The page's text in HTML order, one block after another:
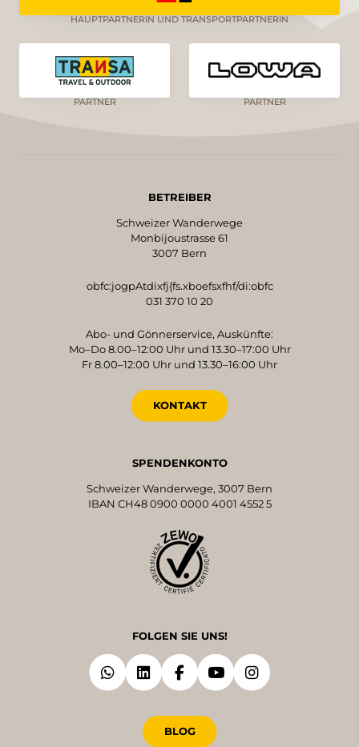
HAUPTPARTNERIN UND TRANSPORTPARTNERIN
PARTNER PARTNER
BETREIBER
Schweizer Wanderwege
Monbijoustrasse 61
3007 Bern
obfc:jogpAtdixfj{fs.xboefsxfhf/di:obfc
031 370 10 20
Abo- und Gönnerservice, Auskünfte:
Mo–Do 8.00–12:00 Uhr und 13.30–17:00 Uhr
Fr 8.00–12:00 Uhr und 13.30–16:00 Uhr
KONTAKT
SPENDENKONTO
Schweizer Wanderwege, 3007 Bern
IBAN CH48 0900 0000 4001 4552 5
FOLGEN SIE UNS!
BLOG